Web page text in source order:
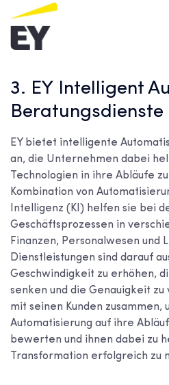
3. EY Intelligent
Beratungsdienste
EY bietet intelligente
an, die Unternehmen dabei
Technologien in ihre Abläufe
Kombination von
Intelligenz (KI) helfen sie bei
Geschäftsprozessen in
Finanzen, Personalwesen und
Dienstleistungen sind darauf
Geschwindigkeit zu erhöhen,
senken und die Genauigkeit
mit seinen Kunden zusammen,
Automatisierung auf ihre
bewerten und ihnen dabei zu
Transformation erfolgreich zu